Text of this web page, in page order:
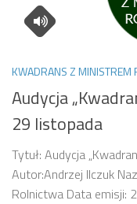
KWADRANS Z MINISTREM
Audycja
29 listopada
Tytuł: Audycja
Autor:Andrzej Ilczuk
Rolnictwa Data emisji: